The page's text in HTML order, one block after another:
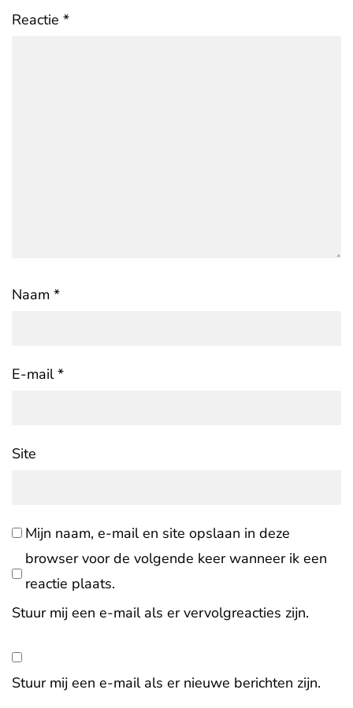
Reactie *
Naam *
E-mail*
Site
Mijn naam, e-mail en site opslaan in deze
browser voor de volgende keer wanneer ik een
reactie plaats.
Stuur mij een e-mail als er vervolgreacties zijn.
Stuur mij een e-mail als er nieuwe berichten zijn.